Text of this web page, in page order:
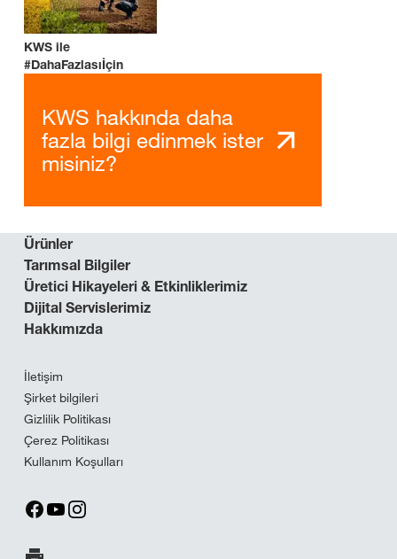
KWS ile
#DahaFazlasıİçin
KWS hakkında daha
fazla bilgi edinmek ister
misiniz?
Ürünler
Tarımsal Bilgiler
Üretici Hikayeleri & Etkinliklerimiz
Dijital Servislerimiz
Hakkımızda
İletişim
Şirket bilgileri
Gizlilik Politikası
Çerez Politikası
Kullanım Koşulları
Sayfayı yazdır